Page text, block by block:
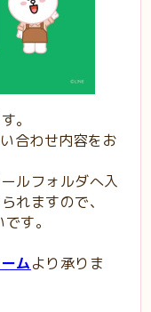
。
合わせ内容をお
ルフォルダへ入
れますので、
す。
ムより承りま